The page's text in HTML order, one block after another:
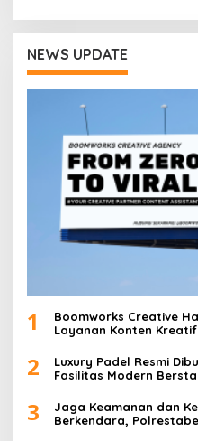
NEWS UPDATE
1
Boomworks Creative
Layanan Konten
2
Luxury Padel Resmi
Fasilitas Modern
3
Jaga Keamanan dan
Berkendara,